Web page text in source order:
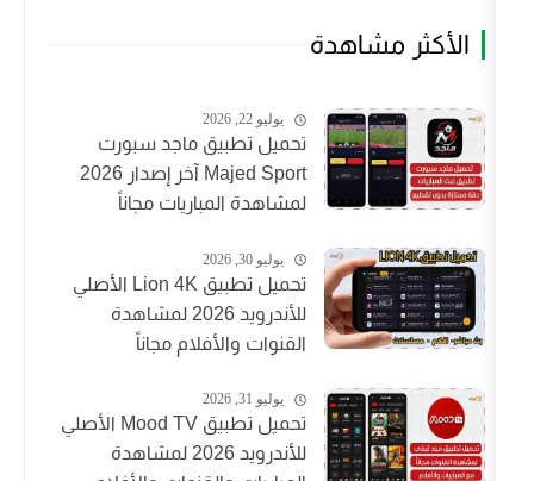
يوليو 22, 2026
تحميل تطبيق ماجد سبورت
Majed Sport آخر إصدار 2026
لمشاهدة المباريات مجاناً
يوليو 30, 2026
تحميل تطبيق Lion 4K الأصلي
للأندرويد 2026 لمشاهدة
القنوات والأفلام مجاناً
يوليو 31, 2026
تحميل تطبيق Mood TV الأصلي
للأندرويد 2026 لمشاهدة